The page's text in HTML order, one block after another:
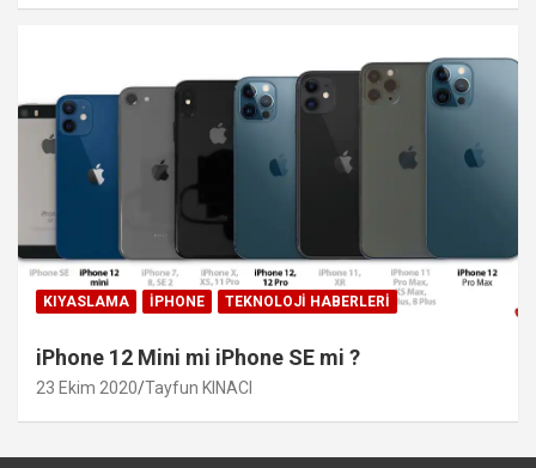
KIYASLAMA IPHONE TEKNOLOJI HABERLERI
iPhone 12 Mini mi iPhone SE mi ?
23 Ekim 2020 Tayfun KINACI